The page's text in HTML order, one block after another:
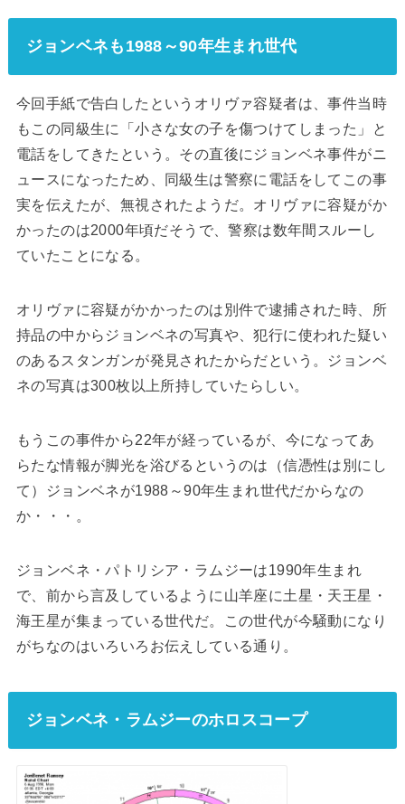
ジョンベネも1988～90年生まれ世代
今回手紙で告白したというオリヴァ容疑者は、事件当時
もこの同級生に「小さな女の子を傷つけてしまった」と
電話をしてきたという。その直後にジョンベネ事件がニ
ュースになったため、同級生は警察に電話をしてこの事
実を伝えたが、無視されたようだ。オリヴァに容疑がか
かったのは2000年頃だそうで、警察は数年間スルーし
ていたことになる。
オリヴァに容疑がかかったのは別件で逮捕された時、所
持品の中からジョンベネの写真や、犯行に使われた疑い
のあるスタンガンが発見されたからだという。ジョンベ
ネの写真は300枚以上所持していたらしい。
もうこの事件から22年が経っているが、今になってあ
らたな情報が脚光を浴びるというのは（信憑性は別にし
て）ジョンベネが1988～90年生まれ世代だからなの
か・・・。
ジョンベネ・パトリシア・ラムジーは1990年生まれ
で、前から言及しているように山羊座に土星・天王星・
海王星が集まっている世代だ。この世代が今騒動になり
がちなのはいろいろお伝えしている通り。
ジョンベネ・ラムジーのホロスコープ